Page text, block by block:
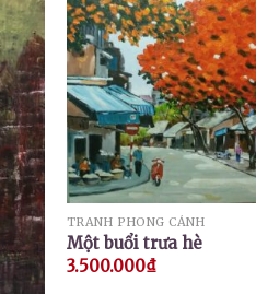
TRANH PHONG CẢNH
Một buổi trưa hè
3.500.000₫